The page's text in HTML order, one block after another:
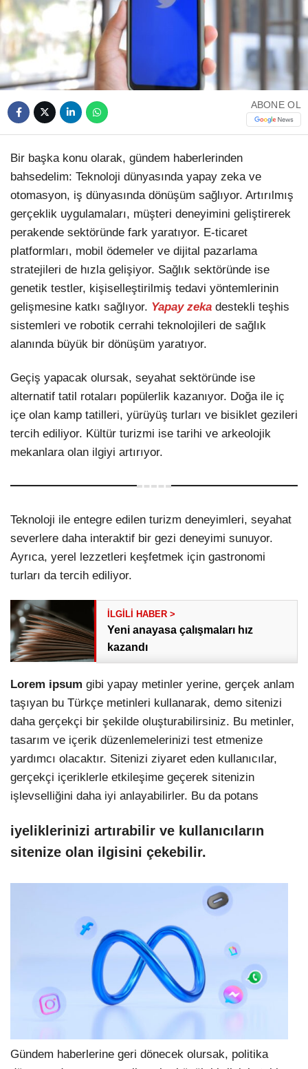
TikTok
ABONE OL
Bir başka konu olarak, gündem haberlerinden
bahsedelim: Teknoloji dünyasında yapay zeka ve
otomasyon, iş dünyasında dönüşüm sağlıyor. Artırılmış
gerçeklik uygulamaları, müşteri deneyimini geliştirerek
perakende sektöründe fark yaratıyor. E-ticaret
platformları, mobil ödemeler ve dijital pazarlama
stratejileri de hızla gelişiyor. Sağlık sektöründe ise
genetik testler, kişiselleştirilmiş tedavi yöntemlerinin
gelişmesine katkı sağlıyor. Yapay zeka destekli teşhis
sistemleri ve robotik cerrahi teknolojileri de sağlık
alanında büyük bir dönüşüm yaratıyor.
Geçiş yapacak olursak, seyahat sektöründe ise
alternatif tatil rotaları popülerlik kazanıyor. Doğa ile iç
içe olan kamp tatilleri, yürüyüş turları ve bisiklet gezileri
tercih ediliyor. Kültür turizmi ise tarihi ve arkeolojik
mekanlara olan ilgiyi artırıyor.
Teknoloji ile entegre edilen turizm deneyimleri, seyahat
severlere daha interaktif bir gezi deneyimi sunuyor.
Ayrıca, yerel lezzetleri keşfetmek için gastronomi
turları da tercih ediliyor.
Yeni anayasa çalışmaları hız
kazandı
Lorem ipsum gibi yapay metinler yerine, gerçek anlam
taşıyan bu Türkçe metinleri kullanarak, demo sitenizi
daha gerçekçi bir şekilde oluşturabilirsiniz. Bu metinler,
tasarım ve içerik düzenlemelerinizi test etmenize
yardımcı olacaktır. Sitenizi ziyaret eden kullanıcılar,
gerçekçi içeriklerle etkileşime geçerek sitenizin
işlevselliğini daha iyi anlayabilirler. Bu da potans
iyeliklerinizi artırabilir ve kullanıcıların
sitenize olan ilgisini çekebilir.
Gündem haberlerine geri dönecek olursak, politika